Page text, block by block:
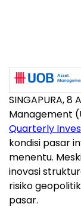
SINGAPURA,
Management
Quarterly
kondisi pasar
menentu.
inovasi
risiko
pasar.